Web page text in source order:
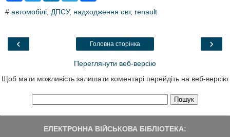
e
o
t
k
e
a
r
# автомобілі ДПСУ, надходження овт, renault
‹ ›
Головна сторінка
Переглянути веб-версію
Щоб мати можливість залишати коментарі перейдіть на веб-версію
ЕЛЕКТРОННА ВІЙСЬКОВА БІБЛІОТЕКА: